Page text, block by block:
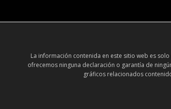
La información contenida en este sitio web es
ofrecemos ninguna declaración o garantía de
gráficos relacionados